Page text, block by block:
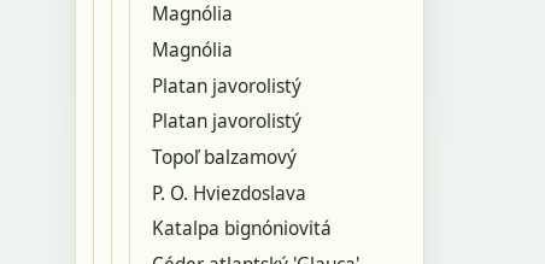
Magnólia
Magnólia
Platan javorolistý
Platan javorolistý
Topoľ balzamový
P. O. Hviezdoslava
Katalpa bignóniovitá